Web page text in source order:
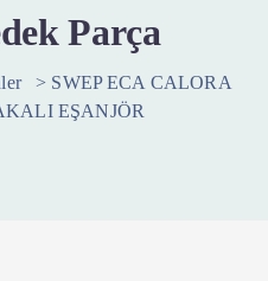
Parça
> SWEP ECA CALORA
EŞANJÖR